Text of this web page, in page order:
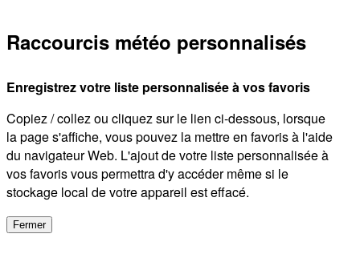
Raccourcis météo personnalisés
Enregistrez votre liste personnalisée à vos favoris
Copiez / collez ou cliquez sur le lien ci-dessous, lorsque
la page s'affiche, vous pouvez la mettre en favoris à l'aide
du navigateur Web. L'ajout de votre liste personnalisée à
vos favoris vous permettra d'y accéder même si le
stockage local de votre appareil est effacé.
Fermer